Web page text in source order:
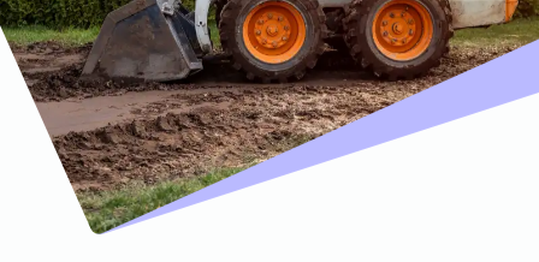
Wohnungsschutzbrief
Zur
Produktübersicht
Gewässerschadenhaftpflicht
Zur
Produktübersicht
Zur
Produktübersicht
Reisehaftpflichtversicherung
Reiserücktrittsversicherung
Zur
Produktübersicht
Zur
Produktübersicht
Zur
Produktübersicht
Zur
Produktübersicht
Montageversicherung
Zur
Produktübersicht
Gruppenunfall für
Betriebe
Gruppenunfall für
Vereine
Kunstversicherung
Ausstellungsversicherung
Valorenversicherung
Oldtimersammlungsversicherung